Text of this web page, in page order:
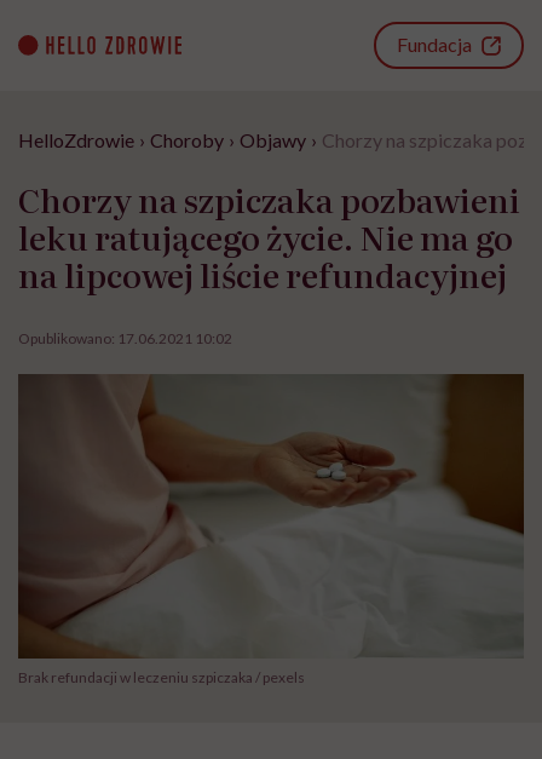
content
Fundacja
HelloZdrowie › Choroby › Objawy › Chorzy na szpiczaka
Chorzy na szpiczaka pozbawieni
leku ratującego życie. Nie ma go
na lipcowej liście refundacyjnej
Opublikowano: 17.06.2021 10:02
Brak refundacji w leczeniu szpiczaka / pexels